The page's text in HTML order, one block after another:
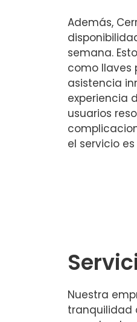
Además,
semana.
como llaves
asistencia
experiencia
usuarios
el servicio
Nuestra
tranquilidad